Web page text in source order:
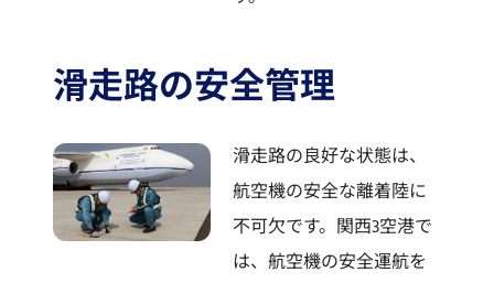
滑走路の安全管理
滑走路の良好な状態は、
航空機の安全な離着陸に
不可欠です。関西3空港で
は、航空機の安全運航を